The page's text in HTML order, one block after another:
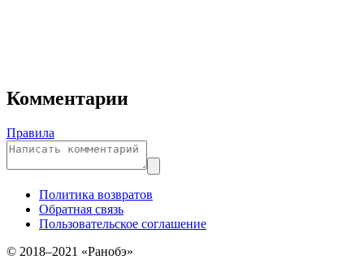
Комментарии
Правила
Политика возвратов
Обратная связь
Пользовательское соглашение
© 2018–2021 «Ранобэ»